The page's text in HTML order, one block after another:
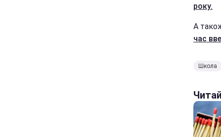
року.
А
час
Школа